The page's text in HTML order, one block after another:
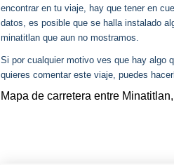
encontrar en tu viaje, hay que tener en
datos, es posible que se halla instalado
minatitlan que aun no mostramos.
Si por cualquier motivo ves que hay algo
quieres comentar este viaje, puedes
Mapa de carretera entre